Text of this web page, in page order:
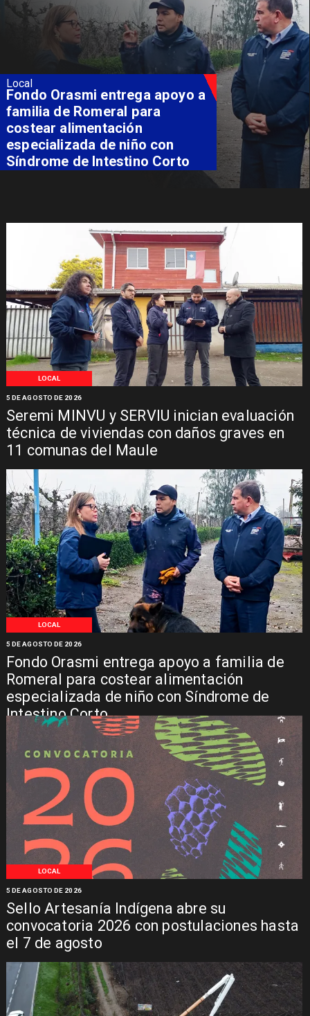
LOCAL
Seremi MINVU y SERVIU inician evaluación
técnica de viviendas con daños graves en
11 comunas del Maule
5 DE AGOSTO DE 2026
LOCAL
Fondo Orasmi entrega apoyo a familia de
Romeral para costear alimentación
especializada de niño con Síndrome de
Intestino Corto
5 DE AGOSTO DE 2026
LOCAL
Sello Artesanía Indígena abre su
convocatoria 2026 con postulaciones hasta
el 7 de agosto
5 DE AGOSTO DE 2026
Local
Fondo Orasmi entrega apoyo a
familia de Romeral para
costear alimentación
especializada de niño con
Síndrome de Intestino Corto